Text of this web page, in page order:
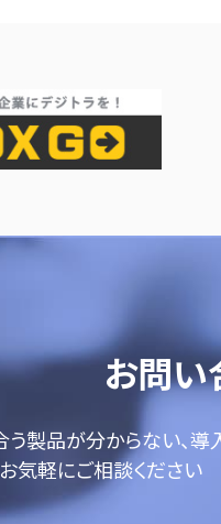
お問い
う製品が分からない、
気軽にご相談ください